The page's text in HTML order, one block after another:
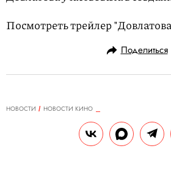
Посмотреть трейлер
Поделиться
НОВОСТИ
НОВОСТИ КИНО
Майкл Фассбендер